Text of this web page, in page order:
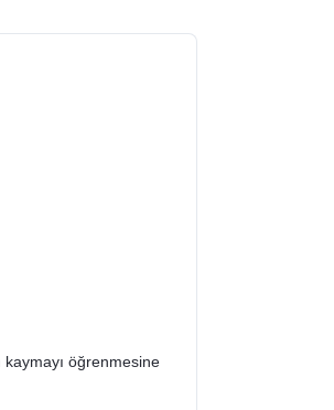
öğrenmesine